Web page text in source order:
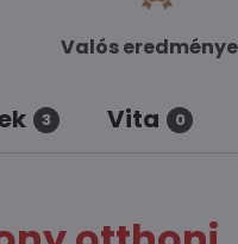
Valós
3 Vita 0